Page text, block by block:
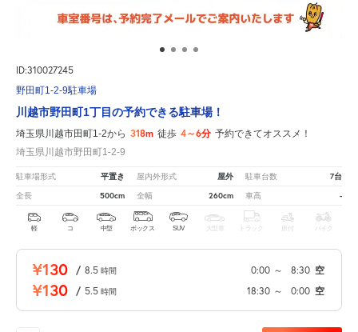
ID:310027245
野田町1-2-9駐車場
川越市野田町1丁目の予約できる駐車場！
埼玉県川越市田町1-2から 318m 徒歩 4～6分 予約できてオススメ！
埼玉県川越市野田町1-2-9
駐車場形式 平置き 屋内外形式 屋外 駐車台数 7台
全長 500cm 全幅 260cm 車高 -
軽 コ 中型 ボックス SUV 大型車 トラック 原付 バイク
¥130 / 8.5 時間 0:00 ～ 8:30 空
¥130 / 5.5 時間 18:30 ～ 0:00 空